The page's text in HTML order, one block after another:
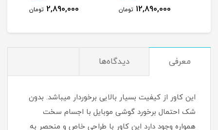
12,890,000 تومان 2,890,000 تومان
معرفی دیدگاه‌ها
این کاور از کیفیت بسیار بالایی برخوردار میباشد. بدون
شک احتمال برخورد گوشی موبایل با اجسام سخت
همواره وجود دارد این کاور با طراحی خاص و منحصر به